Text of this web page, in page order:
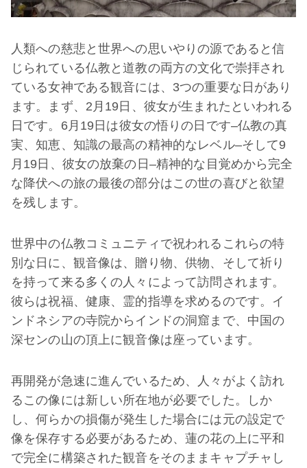
人類への慈悲と世界への思いやりの源であると信
じられている仏教と道教の両方の文化で崇拝され
ている女神である観音には、3つの重要な日があり
ます。まず、2月19日、彼女が生まれたといわれる
日です。6月19日は彼女の悟りの日です–仏教の真
実、知恵、知識の最高の精神的なレベル–そして9
月19日、彼女の放棄の日–精神的な目覚めから完全
な降伏への旅の最後の部分はこの世の喜びと欲望
を残します。
世界中の仏教コミュニティで祝われるこれらの特
別な日に、観音像は、贈り物、供物、そして祈り
を持って来る多くの人々によって訪問されます。
彼らは祝福、健康、霊的指導を求めるのです。イ
ンドネシアの寺院からインドの洞窟まで、中国の
深センの山の頂上に観音像は座っています。
再開発が急速に進んでいるため、人々がよく訪れ
るこの像には新しい所在地が必要でした。しか
し、何らかの損傷が発生した場合には元の設定で
像を保存する必要があるため、蓮の花の上に平和
で完全に構築された観音をそのままキャプチャし